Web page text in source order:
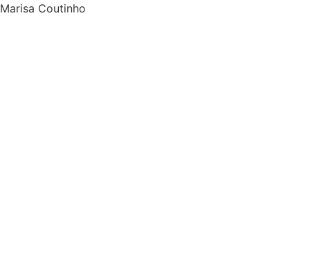
Marisa Coutinho